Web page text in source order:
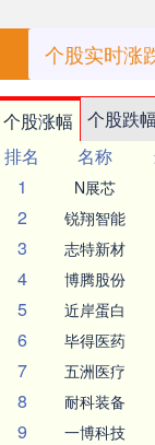
个股实时涨
个股涨幅 个股跌幅
排名
名称
1
N展芯
2 锐翔智能
3 志特新材
4 博腾股份
5 近岸蛋白
6 毕得医药
7 五洲医疗
8 耐科装备
9 一博科技